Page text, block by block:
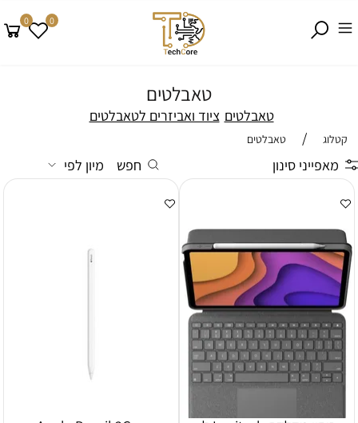
0 0
טאבלטים
טאבלטים ציוד ואביזרים לטאבלטים
קטלוג / טאבלטים
מאפייני סינון חפש מיון לפי